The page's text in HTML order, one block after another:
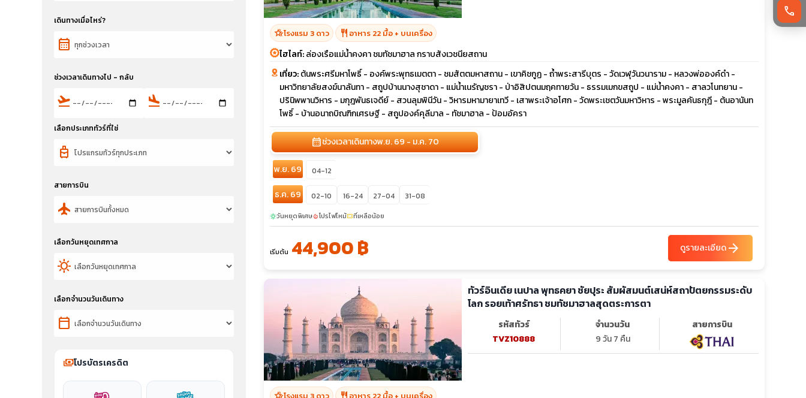
เดินทางเมื่อไหร่?
calendar_month
ช่วงเวลาเดินทางไป - กลับ
flight_takeoff flight_land
เลือกประเภททัวร์ที่ใช่
travel_luggage_and_bags
สายการบิน
flight
เลือกวันหยุดเทศกาล
sunny
เลือกจำนวนวันเดินทาง
calendar_today
paymentsโปรบัตรเครดิต
hotel_classโรงแรม 3 ดาว restaurant อาหาร 22 มื้อ + บนเครื่อง
ไฮไลท์:ล่องเรือแม่น้ำคงคา ชมทัชมาฮาล กราบสังเวชนียสถาน
เที่ยว:ต้นพระศรีมหาโพธิ์ - องค์พระพุทธเมตตา - ชมสัตตมหาสถาน - เขาคิชกูฏ - ถ้ำพระสารีบุตร - วัดเวฬุวันวนาราม - หลวงพ่อองค์ดำ -
มหาวิทยาลัยสงฆ์นาลันทา - สถูปบ้านนางสุชาดา - แม่น้ำเนรัญชรา - ป่าอิสิปตนมฤคทายวัน - ธรรมเมกขสถูป - แม่น้ำคงคา - สาลวโนทยาน -
ปรินิพพานวิหาร - มกุฎพันธเจดีย์ - สวนลุมพินีวัน - วิหารมหามายาเทวี - เสาพระเจ้าอโศก - วัดพระเชตวันมหาวิหาร - พระมูลคันธกุฎี - ต้นอานันท
โพธิ์ - บ้านอนาถบิณฑิกเศรษฐี - สถูปองค์คุลีมาล - ทัชมาฮาล - ป้อมอัครา
calendar_monthช่วงเวลาเดินทางพ.ย. 69 - ม.ค. 70
พ.ย. 69 04-12
ธ.ค. 69 02-10 16-24 27-04 31-08
sunnyวันหยุดพิเศษlocal_fire_departmentโปรไฟไหม้confirmation_numberที่เหลือน้อย
เริ่มต้น 44,900 ฿ ดูรายละเอียดarrow_forward
ทัวร์อินเดีย เนปาล พุทธคยา ชัยปุระ สัมผัสมนต์เสน่ห์สถาปัตยกรรมระดับ
โลก รอยเท้าศรัทธา ชมทัชมาฮาลสุดตระการตา
รหัสทัวร์
TVZ10888
จำนวนวัน
9 วัน 7 คืน
สายการบิน
hotel_classโรงแรม 3 ดาว restaurant อาหาร 22 มื้อ + บนเครื่อง
call